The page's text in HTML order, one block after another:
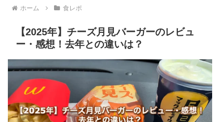
ホーム 食レポ
【2025年】チーズ月見バーガーのレビュ
ー・感想！去年との違いは？